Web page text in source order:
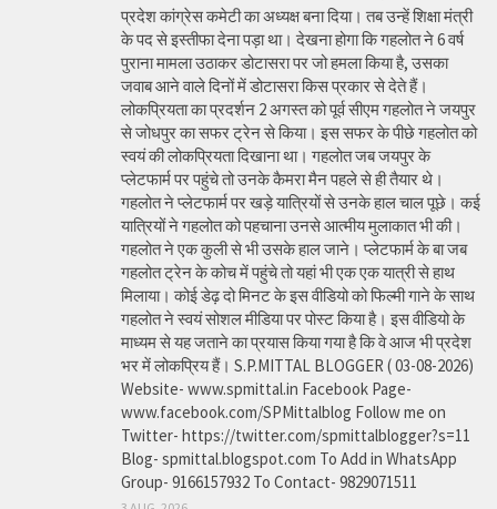
प्रदेश कांग्रेस कमेटी का अध्यक्ष बना दिया। तब उन्हें शिक्षा मंत्री
के पद से इस्तीफा देना पड़ा था। देखना होगा कि गहलोत ने 6 वर्ष
पुराना मामला उठाकर डोटासरा पर जो हमला किया है, उसका
जवाब आने वाले दिनों में डोटासरा किस प्रकार से देते हैं।
लोकप्रियता का प्रदर्शन 2 अगस्त को पूर्व सीएम गहलोत ने जयपुर
से जोधपुर का सफर ट्रेन से किया। इस सफर के पीछे गहलोत को
स्वयं की लोकप्रियता दिखाना था। गहलोत जब जयपुर के
प्लेटफार्म पर पहुंचे तो उनके कैमरा मैन पहले से ही तैयार थे।
गहलोत ने प्लेटफार्म पर खड़े यात्रियों से उनके हाल चाल पूछे। कई
यात्रियों ने गहलोत को पहचाना उनसे आत्मीय मुलाकात भी की।
गहलोत ने एक कुली से भी उसके हाल जाने। प्लेटफार्म के बा जब
गहलोत ट्रेन के कोच में पहुंचे तो यहां भी एक एक यात्री से हाथ
मिलाया। कोई डेढ़ दो मिनट के इस वीडियो को फिल्मी गाने के साथ
गहलोत ने स्वयं सोशल मीडिया पर पोस्ट किया है। इस वीडियो के
माध्यम से यह जताने का प्रयास किया गया है कि वे आज भी प्रदेश
भर में लोकप्रिय हैं। S.P.MITTAL BLOGGER ( 03-08-2026)
Website- www.spmittal.in Facebook Page-
www.facebook.com/SPMittalblog Follow me on
Twitter- https://twitter.com/spmittalblogger?s=11
Blog- spmittal.blogspot.com To Add in WhatsApp
Group- 9166157932 To Contact- 9829071511